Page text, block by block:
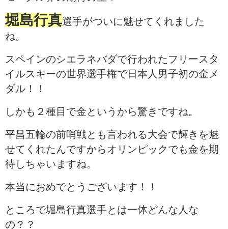
堀島行真選手がついに魅せてくれました
ね。
スペインのシエラネバダで行われたフリースタ
イルスキーの世界選手権で日本人男子初の金メ
ダル！！
しかも２種目で金というから驚きですね。
平昌五輪の前哨戦とも言われる大会で輝きを魅
せてくれたんですからオリンピックでも金を期
待しちゃいますね。
本当におめでとうございます！！
ところで堀島行真選手とは一体どんな人な
の？？